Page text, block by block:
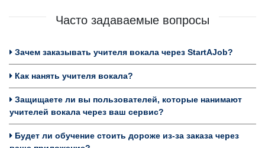
Часто задаваемые вопросы
Зачем заказывать учителя вокала через StartAJob?
Как нанять учителя вокала?
Защищаете ли вы пользователей, которые нанимают
учителей вокала через ваш сервис?
Будет ли обучение стоить дороже из-за заказа через